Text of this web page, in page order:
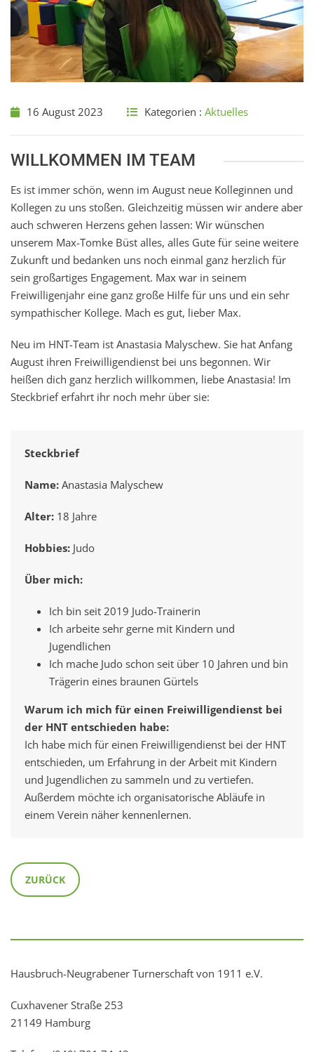
16 August 2023 Kategorien : Aktuelles
WILLKOMMEN IM TEAM
Es ist immer schön, wenn im August neue Kolleginnen und
Kollegen zu uns stoßen. Gleichzeitig müssen wir andere aber
auch schweren Herzens gehen lassen: Wir wünschen
unserem Max-Tomke Büst alles, alles Gute für seine weitere
Zukunft und bedanken uns noch einmal ganz herzlich für
sein großartiges Engagement. Max war in seinem
Freiwilligenjahr eine ganz große Hilfe für uns und ein sehr
sympathischer Kollege. Mach es gut, lieber Max.
Neu im HNT-Team ist Anastasia Malyschew. Sie hat Anfang
August ihren Freiwilligendienst bei uns begonnen. Wir
heißen dich ganz herzlich willkommen, liebe Anastasia! Im
Steckbrief erfahrt ihr noch mehr über sie:
Steckbrief
Name: Anastasia Malyschew
Alter: 18 Jahre
Hobbies: Judo
Über mich:
Ich bin seit 2019 Judo-Trainerin
Ich arbeite sehr gerne mit Kindern und
Jugendlichen
Ich mache Judo schon seit über 10 Jahren und bin
Trägerin eines braunen Gürtels
Warum ich mich für einen Freiwilligendienst bei
der HNT entschieden habe:
Ich habe mich für einen Freiwilligendienst bei der HNT
entschieden, um Erfahrung in der Arbeit mit Kindern
und Jugendlichen zu sammeln und zu vertiefen.
Außerdem möchte ich organisatorische Abläufe in
einem Verein näher kennenlernen.
ZURÜCK
Hausbruch-Neugrabener Turnerschaft von 1911 e.V.
Cuxhavener Straße 253
21149 Hamburg